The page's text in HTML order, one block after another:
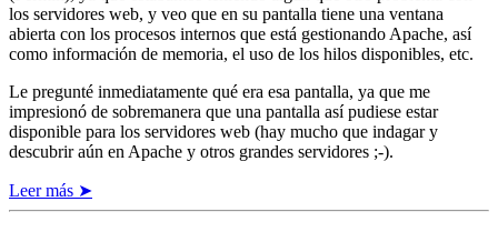
los servidores web, y veo que en su pantalla tiene una ventana
abierta con los procesos internos que está gestionando Apache, así
como información de memoria, el uso de los hilos disponibles, etc.
Le pregunté inmediatamente qué era esa pantalla, ya que me
impresionó de sobremanera que una pantalla así pudiese estar
disponible para los servidores web (hay mucho que indagar y
descubrir aún en Apache y otros grandes servidores ;-).
Leer más ➤